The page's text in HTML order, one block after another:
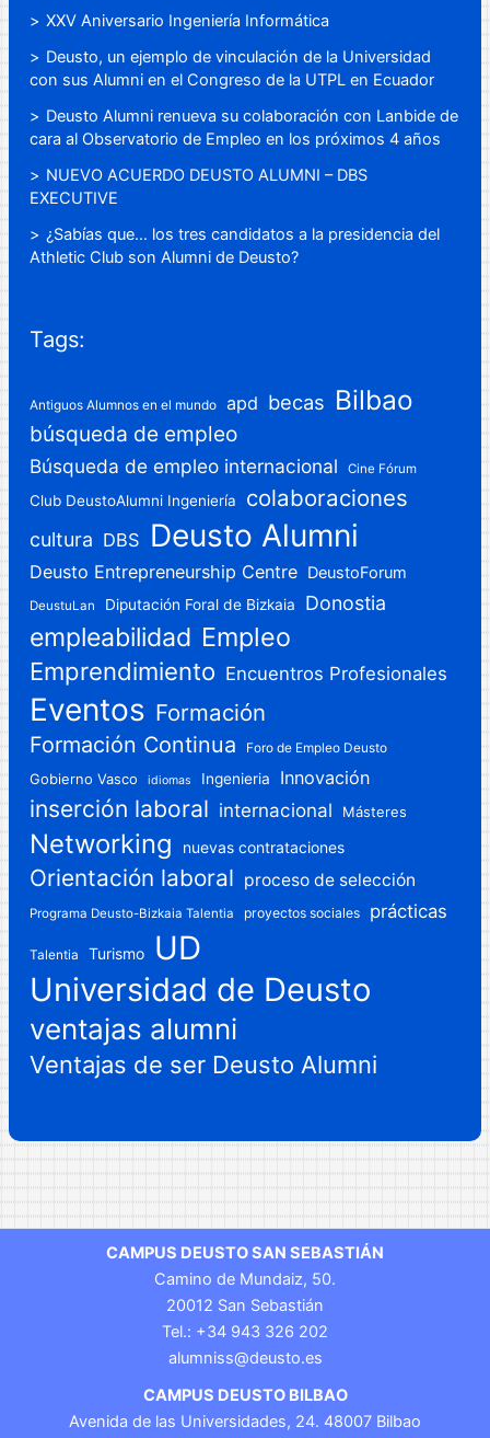
XXV Aniversario Ingeniería Informática
Deusto, un ejemplo de vinculación de la Universidad
con sus Alumni en el Congreso de la UTPL en Ecuador
Deusto Alumni renueva su colaboración con Lanbide de
cara al Observatorio de Empleo en los próximos 4 años
NUEVO ACUERDO DEUSTO ALUMNI – DBS
EXECUTIVE
¿Sabías que… los tres candidatos a la presidencia del
Athletic Club son Alumni de Deusto?
Tags:
Antiguos Alumnos en el mundo apd becas Bilbao
búsqueda de empleo
Búsqueda de empleo internacional Cine Fórum
Club DeustoAlumni Ingeniería colaboraciones
cultura DBS Deusto Alumni
Deusto Entrepreneurship Centre DeustoForum
DeustuLan Diputación Foral de Bizkaia Donostia
empleabilidad Empleo
Emprendimiento Encuentros Profesionales
Eventos Formación
Formación Continua Foro de Empleo Deusto
Gobierno Vasco idiomas Ingenieria Innovación
inserción laboral internacional Másteres
Networking nuevas contrataciones
Orientación laboral proceso de selección
Programa Deusto-Bizkaia Talentia proyectos sociales prácticas
Talentia Turismo
UD
Universidad de Deusto
ventajas alumni
Ventajas de ser Deusto Alumni
CAMPUS DEUSTO SAN SEBASTIÁN
Camino de Mundaiz, 50.
20012 San Sebastián
Tel.: +34 943 326 202
alumniss@deusto.es
CAMPUS DEUSTO BILBAO
Avenida de las Universidades, 24. 48007 Bilbao